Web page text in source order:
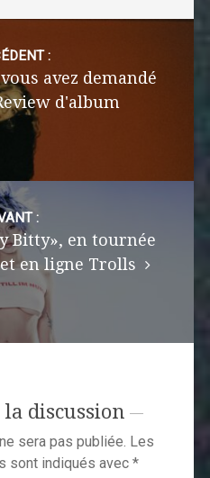
:
avez demandé
d'album
:
Bitty», en tournée
en ligne Trolls
discussion
sera pas publiée. Les
sont indiqués avec *